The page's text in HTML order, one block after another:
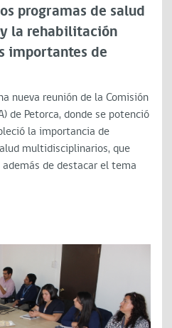
programas de salud
la rehabilitación
importantes de
nueva reunión de la Comisión
de Petorca, donde se potenció
la importancia de
multidisciplinarios, que
de destacar el tema